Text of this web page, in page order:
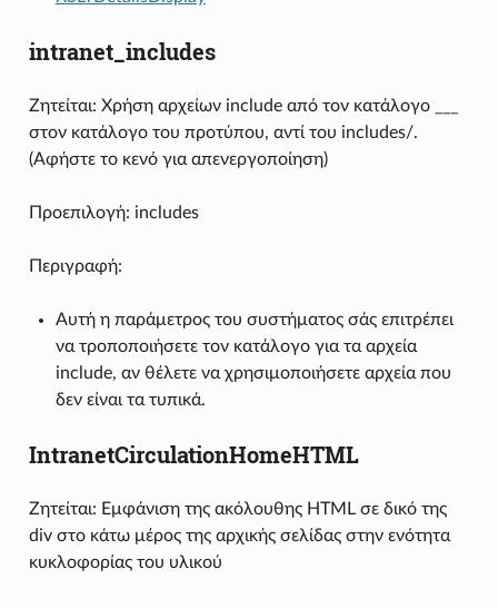
intranet_includes
Ζητείται: Χρήση αρχείων include από τον κατάλογο ___
στον κατάλογο του προτύπου, αντί του includes/.
(Αφήστε το κενό για απενεργοποίηση)
Προεπιλογή: includes
Περιγραφή:
Αυτή η παράμετρος του συστήματος σάς επιτρέπει
να τροποποιήσετε τον κατάλογο για τα αρχεία
include, αν θέλετε να χρησιμοποιήσετε αρχεία που
δεν είναι τα τυπικά.
IntranetCirculationHomeHTML
Ζητείται: Εμφάνιση της ακόλουθης HTML σε δικό της
div στο κάτω μέρος της αρχικής σελίδας στην ενότητα
κυκλοφορίας του υλικού